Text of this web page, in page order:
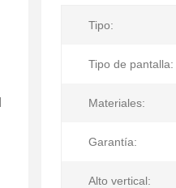
Tipo:
Tipo de pantalla:
Materiales:
Garantía:
Alto vertical: